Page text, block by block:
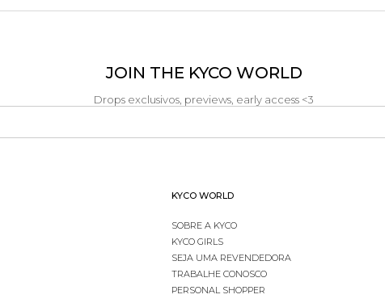
JOIN THE KYCO WORLD
Drops exclusivos, previews, early access <3
KYCO WORLD
SOBRE A KYCO
KYCO GIRLS
SEJA UMA REVENDEDORA
TRABALHE CONOSCO
PERSONAL SHOPPER